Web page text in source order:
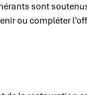
sont
ou compléter